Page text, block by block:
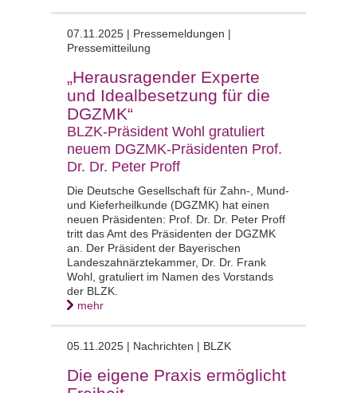
07.11.2025 | Pressemeldungen |
Pressemitteilung
„Herausragender Experte
und Idealbesetzung für die
DGZMK“
BLZK-Präsident Wohl gratuliert
neuem DGZMK-Präsidenten Prof.
Dr. Dr. Peter Proff
Die Deutsche Gesellschaft für Zahn-, Mund-
und Kieferheilkunde (DGZMK) hat einen
neuen Präsidenten: Prof. Dr. Dr. Peter Proff
tritt das Amt des Präsidenten der DGZMK
an. Der Präsident der Bayerischen
Landeszahnärztekammer, Dr. Dr. Frank
Wohl, gratuliert im Namen des Vorstands
der BLZK.
mehr
05.11.2025 | Nachrichten | BLZK
Die eigene Praxis ermöglicht